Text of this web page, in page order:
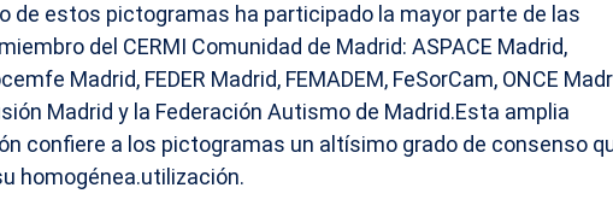
de estos pictogramas ha participado la mayor parte de las
del CERMI Comunidad de Madrid: ASPACE Madrid,
Madrid, FEDER Madrid, FEMADEM, FeSorCam, ONCE
Madrid y la Federación Autismo de Madrid.Esta amplia
confiere a los pictogramas un altísimo grado de consenso
homogénea.utilización.